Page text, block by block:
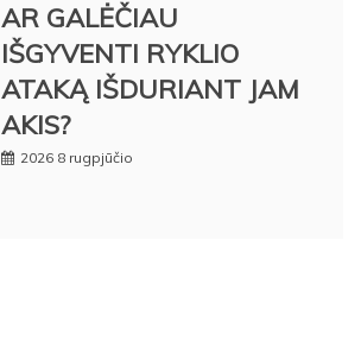
AR GALĖČIAU
IŠGYVENTI RYKLIO
ATAKĄ IŠDURIANT JAM
AKIS?
2026 8 rugpjūčio